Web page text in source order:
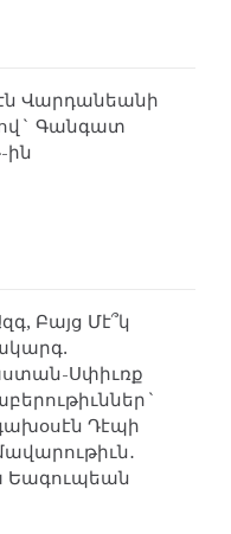
Վարդանեանի
Գանգատ
ին
Բայց Մէ՞կ
Սփիւռք
Դէպի
Եագուպեան